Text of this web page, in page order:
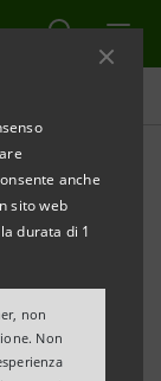
anche
sito web
durata di 1
non
Non
sui